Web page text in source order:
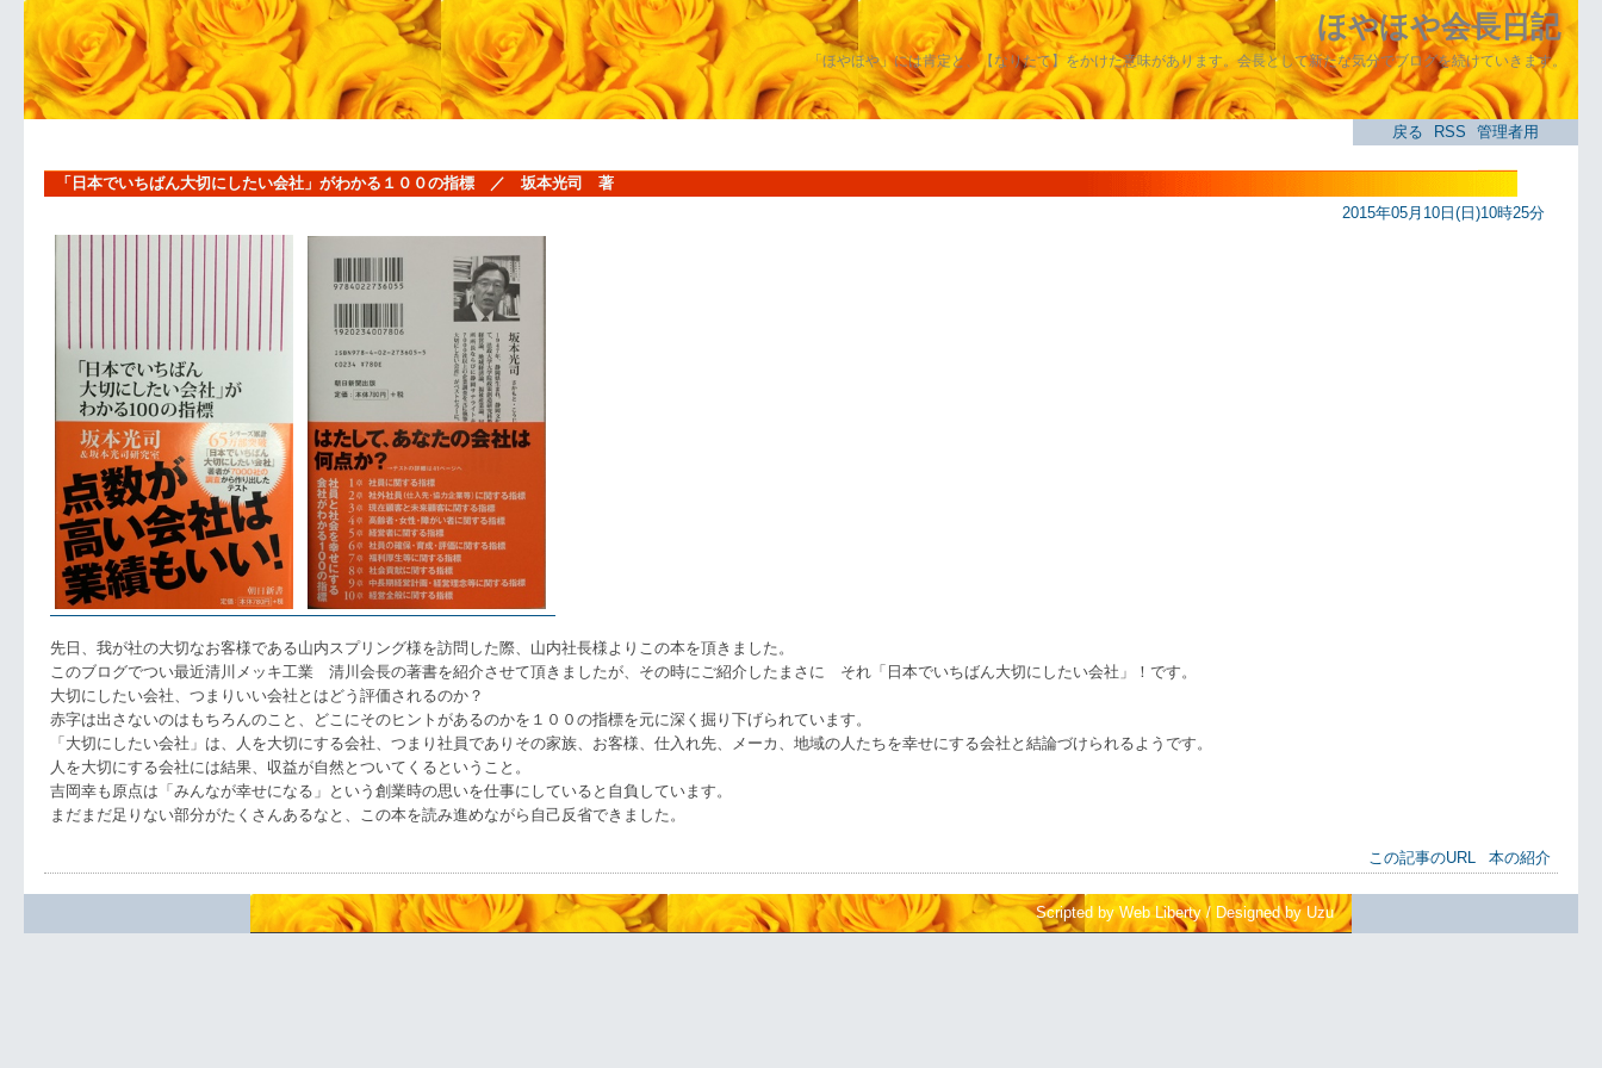
ほやほや会長日記
「ほやほや」には肯定と、【なりたて】をかけた意味があります。会長として新たな気分でブログを続けていきます。
戻る RSS 管理者用
「日本でいちばん大切にしたい会社」がわかる１００の指標 ／ 坂本光司 著
2015年05月10日(日)10時25分
先日、我が社の大切なお客様である山内スプリング様を訪問した際、山内社長様よりこの本を頂きました。
このブログでつい最近清川メッキ工業 清川会長の著書を紹介させて頂きましたが、その時にご紹介したまさに それ「日本でいちばん大切にしたい会社」！です。
大切にしたい会社、つまりいい会社とはどう評価されるのか？
赤字は出さないのはもちろんのこと、どこにそのヒントがあるのかを１００の指標を元に深く掘り下げられています。
「大切にしたい会社」は、人を大切にする会社、つまり社員でありその家族、お客様、仕入れ先、メーカ、地域の人たちを幸せにする会社と結論づけられるようです。
人を大切にする会社には結果、収益が自然とついてくるということ。
吉岡幸も原点は「みんなが幸せになる」という創業時の思いを仕事にしていると自負しています。
まだまだ足りない部分がたくさんあるなと、この本を読み進めながら自己反省できました。
この記事のURL 本の紹介
Scripted by Web Liberty/ Designed by Uzu